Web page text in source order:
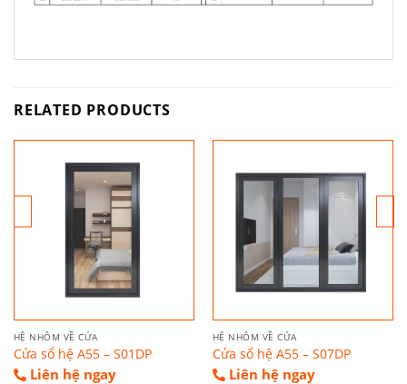
RELATED PRODUCTS
HỆ NHÔM VỀ CỬA
Cửa sổ hệ A55 – S01DP
Liên hệ ngay
HỆ NHÔM VỀ CỬA
Cửa sổ hệ A55 – S07DP
Liên hệ ngay